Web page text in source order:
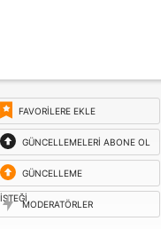
FAVORILERE EKLE
GÜNCELLEMELERI ABONE OL
GÜNCELLEME
ISTEĞI
MODERATÖRLER